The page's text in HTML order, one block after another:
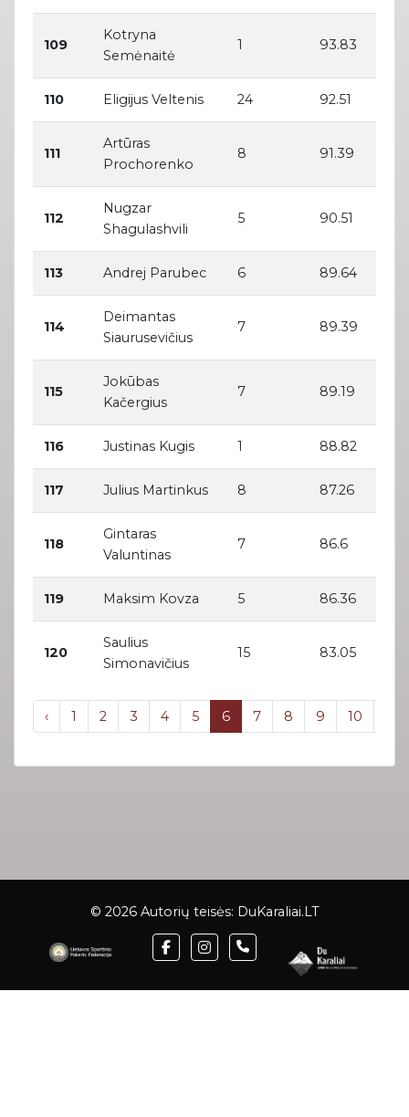
109
Kotryna
Semėnaitė
1 93.83
110 Eligijus Veltenis 24 92.51
111
Artūras
Prochorenko
8 91.39
112
Nugzar
Shagulashvili
5 90.51
113 Andrej Parubec 6 89.64
114
Deimantas
Siaurusevičius
7 89.39
115
Jokūbas
Kačergius
7 89.19
116 Justinas Kugis 1 88.82
117 Julius Martinkus 8 87.26
118
Gintaras
Valuntinas
7 86.6
119 Maksim Kovza 5 86.36
120
Saulius
Simonavičius
15 83.05
‹ 1 2 3 4 5 6 7 8 9 10
© 2026 Autorių teisės: DuKaraliai.LT